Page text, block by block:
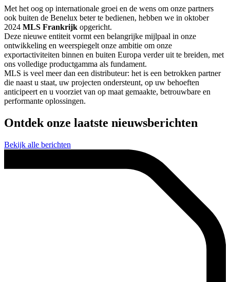
Met het oog op internationale groei en de wens om onze partners
ook buiten de Benelux beter te bedienen, hebben we in oktober
2024 MLS Frankrijk opgericht.
Deze nieuwe entiteit vormt een belangrijke mijlpaal in onze
ontwikkeling en weerspiegelt onze ambitie om onze
exportactiviteiten binnen en buiten Europa verder uit te breiden, met
ons volledige productgamma als fundament.
MLS is veel meer dan een distributeur: het is een betrokken partner
die naast u staat, uw projecten ondersteunt, op uw behoeften
anticipeert en u voorziet van op maat gemaakte, betrouwbare en
performante oplossingen.
Ontdek onze laatste nieuwsberichten
Bekijk alle berichten